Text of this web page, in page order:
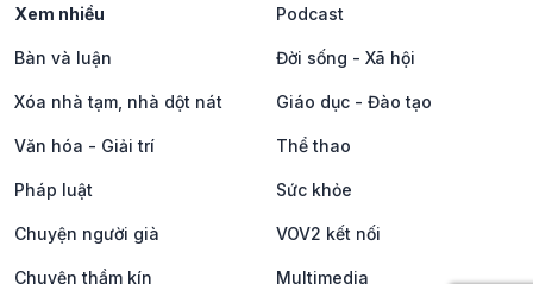
Xem nhiều Podcast
Bàn và luận Đời sống - Xã hội
Xóa nhà tạm, nhà dột nát Giáo dục - Đào tạo
Văn hóa - Giải trí Thể thao
Pháp luật Sức khỏe
Chuyện người già VOV2 kết nối
Chuyện thầm kín Multimedia